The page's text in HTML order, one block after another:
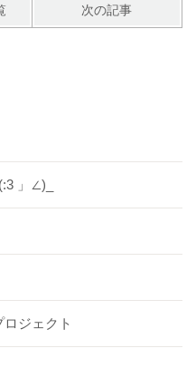
次の記事
」∠)_
ジェクト